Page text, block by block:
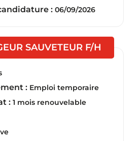
: 06/09/2026
SAUVETEUR F/H
: Emploi temporaire
: 1 mois renouvelable